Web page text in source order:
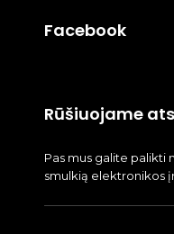
Facebook
Rūšiuojame
Pas mus galite palikti
smulkią elektronikos